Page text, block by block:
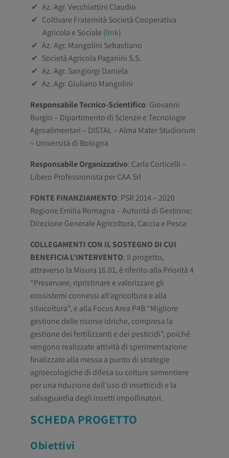
Az. Agr. Vecchiattini Claudio
Coltivare Fraternità Società Cooperativa
Agricola e Sociale (link)
Az. Agr. Mangolini Sebastiano
Società Agricola Paganini S.S.
Az. Agr. Sangiorgi Daniela
Az. Agr. Giuliano Mangolini
Responsabile Tecnico-Scientifico: Giovanni
Burgio – Dipartimento di Scienze e Tecnologie
Agroalimentari – DISTAL – Alma Mater Studiorum
– Università di Bologna
Responsabile Organizzativo: Carla Corticelli –
Libero Professionista per CAA Srl
FONTE FINANZIAMENTO: PSR 2014 – 2020
Regione Emilia Romagna – Autorità di Gestione:
Direzione Generale Agricoltura, Caccia e Pesca
COLLEGAMENTI CON IL SOSTEGNO DI CUI
BENEFICIA L’INTERVENTO: Il progetto,
attraverso la Misura 16.01, è riferito alla Priorità 4
“Preservare, ripristinare e valorizzare gli
ecosistemi connessi all’agricoltura e alla
silvicoltura”, e alla Focus Area P4B “Migliore
gestione delle risorse idriche, compresa la
gestione dei fertilizzanti e dei pesticidi”, poiché
vengono realizzate attività di sperimentazione
finalizzate alla messa a punto di strategie
agroecologiche di difesa su colture sementiere
per una riduzione dell’uso di insetticidi e la
salvaguardia degli insetti impollinatori.
SCHEDA PROGETTO
Obiettivi